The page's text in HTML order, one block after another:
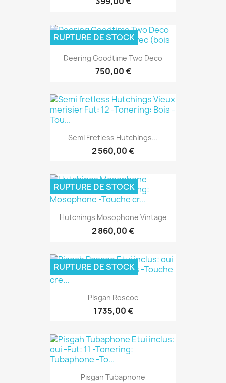
Deering Goodtime Two Deco
750,00 €
RUPTURE DE STOCK
Semi Fretless Hutchings...
2 560,00 €
Hutchings Mosophone Vintage
2 860,00 €
RUPTURE DE STOCK
Pisgah Roscoe
1 735,00 €
RUPTURE DE STOCK
Pisgah Tubaphone